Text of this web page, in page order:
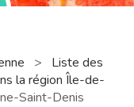
>
Liste des
la région Île-de-
Saint-Denis